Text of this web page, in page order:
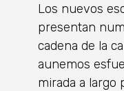
Los nuevos
presentan
cadena de la
aunemos
mirada a largo